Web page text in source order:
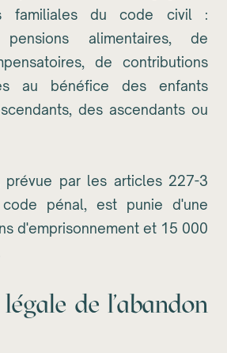
familiales du code civil :
alimentaires, de
de contributions
au bénéfice des enfants
des ascendants ou
prévue par les articles 227-3
pénal, est punie d'une
d'emprisonnement et 15 000
de l'abandon